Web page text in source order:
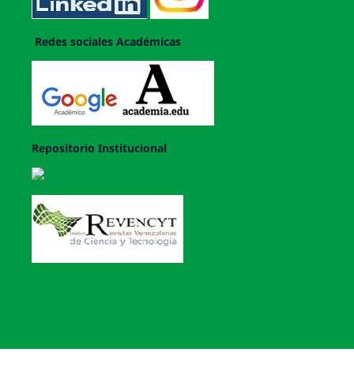
Redes sociales Académicas
Repositorio Institucional